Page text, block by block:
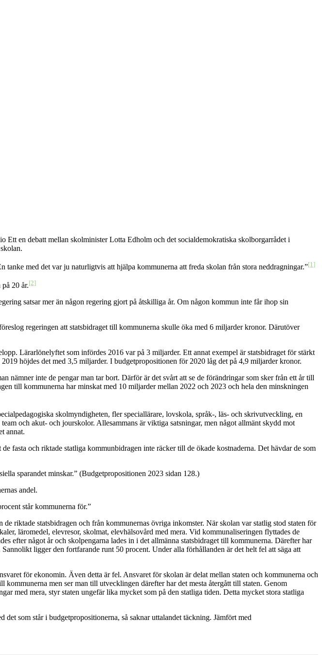
Ett en debatt mellan skolminister Lotta Edholm och det socialdemokratiska skolborgarrådet i
tanke med det var ju naturligtvis att hjälpa kommunerna att freda skolan från stora neddragningar.”[1]
20 år.[2]
satsar mer än någon regering gjort på åtskilliga år. Om någon kommun inte får ihop sin
regeringen att statsbidraget till kommunerna skulle öka med 6 miljarder kronor. Därutöver
Lärarlönelyftet som infördes 2016 var på 3 miljarder. Ett annat exempel är statsbidraget för stärkt
höjdes det med 3,5 miljarder. I budgetpropositionen för 2020 låg det på 4,9 miljarder kronor.
nämner inte de pengar man tar bort. Därför är det svårt att se de förändringar som sker från ett år till
till kommunerna har minskat med 10 miljarder mellan 2022 och 2023 och hela den minskningen
skolmyndigheten, fler speciallärare, lovskola, språk-, läs- och skrivutveckling, en
och akut- och jourskolor. Allesammans är viktiga satsningar, men något allmänt skydd mot
annat.
fasta och riktade statliga kommunbidragen inte räcker till de ökade kostnaderna. Det hävdar de som
sparandet minskar.” (Budgetpropositionen 2023 sidan 128.)
andel.
står kommunerna för.”
riktade statsbidragen och från kommunernas övriga inkomster. När skolan var statlig stod staten för
läromedel, elevresor, skolmat, elevhälsovård med mera. Vid kommunaliseringen flyttades de
efter något år och skolpengarna lades in i det allmänna statsbidraget till kommunerna. Därefter har
ligger den fortfarande runt 50 procent. Under alla förhållanden är det helt fel att säga att
för ekonomin. Även detta är fel. Ansvaret för skolan är delat mellan staten och kommunerna och
men ser man till utvecklingen därefter har det mesta återgått till staten. Genom
med mera, styr staten ungefär lika mycket som på den statliga tiden. Detta mycket stora statliga
som står i budgetpropositionerna, så saknar uttalandet täckning. Jämfört med